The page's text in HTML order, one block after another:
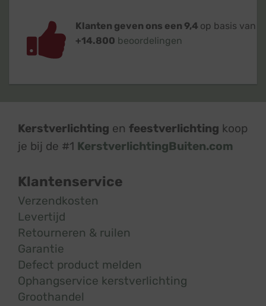
Klanten geven ons een 9,4 op basis van
+14.800 beoordelingen
Kerstverlichting en feestverlichting koop
je bij de #1 KerstverlichtingBuiten.com
Klantenservice
Verzendkosten
Levertijd
Retourneren & ruilen
Garantie
Defect product melden
Ophangservice kerstverlichting
Groothandel